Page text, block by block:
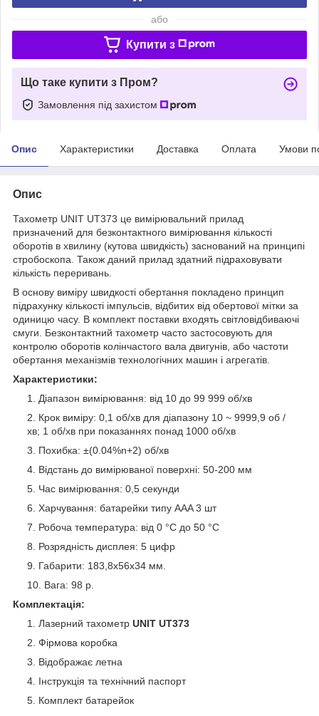
або
Купити з
Що таке купити з Пром?
Замовлення під захистом
Опис Характеристики Доставка Оплата Умови
Опис
Тахометр UNIT UT373 це вимірювальний прилад
призначений для безконтактного вимірювання кількості
оборотів в хвилину (кутова швидкість) заснований на принципі
стробоскопа. Також даний прилад здатний підраховувати
кількість переривань.
В основу виміру швидкості обертання покладено принцип
підрахунку кількості імпульсів, відбитих від обертової мітки за
одиницю часу. В комплект поставки входять світловідбиваючі
смуги. Безконтактний тахометр часто застосовують для
контролю оборотів колінчастого вала двигунів, або частоти
обертання механізмів технологічних машин і агрегатів.
Характеристики:
Діапазон вимірювання: від 10 до 99 999 об/хв
Крок виміру: 0,1 об/хв для діапазону 10 ~ 9999,9 об /
хв; 1 об/хв при показаннях понад 1000 об/хв
Похибка: ±(0.04%n+2) об/хв
Відстань до вимірюваної поверхні: 50-200 мм
Час вимірювання: 0,5 секунди
Харчування: батарейки типу AAA 3 шт
Робоча температура: від 0 °C до 50 °C
Розрядність дисплея: 5 цифр
Габарити: 183,8х56х34 мм.
Вага: 98 р.
Комплектація:
Лазерний тахометр UNIT UT373
Фірмова коробка
Відображає летна
Інструкція та технічний паспорт
Комплект батарейок